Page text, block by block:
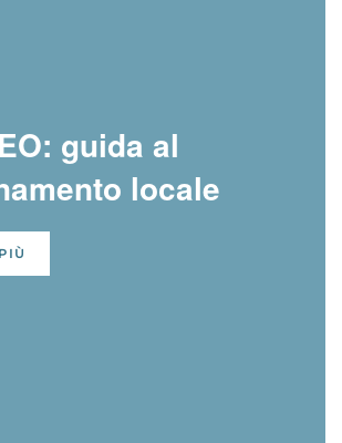
guida al
locale